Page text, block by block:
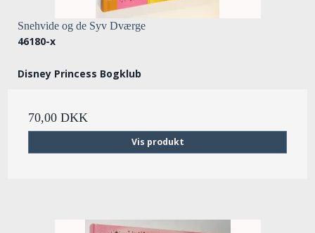
Snehvide og de Syv Dværge
46180-x
Disney Princess Bogklub
70,00 DKK
Vis produkt